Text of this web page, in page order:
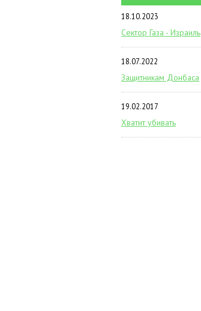
18.10.2023
Сектор Газа - Израиль
18.07.2022
Защитникам Донбаса
19.02.2017
Хватит убивать